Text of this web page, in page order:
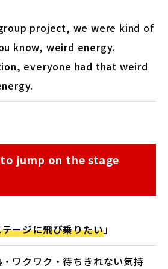
project, we were kind of
know, weird energy.
everyone had that weird
jump on the stage
ージに飛び乗りたい」
ワクワク・待ちきれない気持